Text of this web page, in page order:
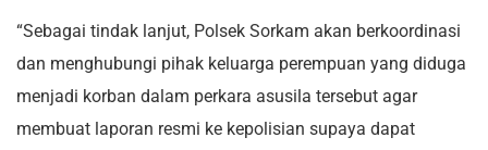
“Sebagai tindak lanjut, Polsek Sorkam akan berkoordinasi
dan menghubungi pihak keluarga perempuan yang diduga
menjadi korban dalam perkara asusila tersebut agar
membuat laporan resmi ke kepolisian supaya dapat